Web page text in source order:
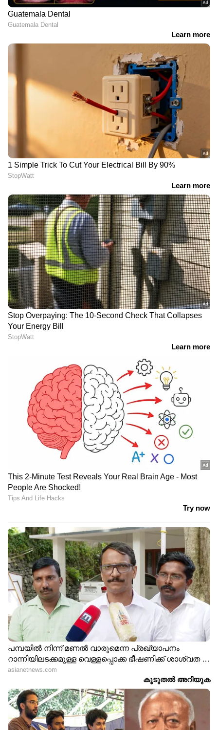
രാത്രി മുതൽ കടൽ ക്ഷോഭം ശക്തമായത്.
വെള്ളം തെങ്ങിൽ സാബു, പുതുവൽ സുധീർ,
കടലാക്രമണത്തിൽ തകർന്നു. 10 ഓളം വീടുകൾ
ഇവിടെ തകർച്ച ഭീഷണിയിലാണ്.
അമ്പലപ്പുഴയിലെ പ്രദേശങ്ങളിൽ
കടൽക്ഷോഭം ശക്തം, വീടുകൾ തകർന്നു;